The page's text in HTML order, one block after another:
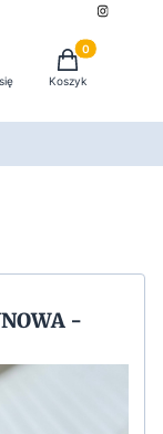
Produkty w
Koszyk
-